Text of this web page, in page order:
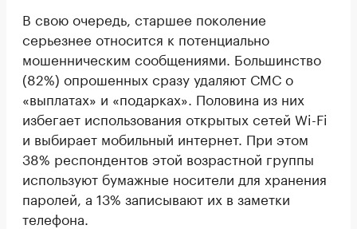
В свою очередь, старшее поколение
серьезнее относится к потенциально
мошенническим сообщениями. Большинство
(82%) опрошенных сразу удаляют СМС о
«выплатах» и «подарках». Половина из них
избегает использования открытых сетей Wi-Fi
и выбирает мобильный интернет. При этом
38% респондентов этой возрастной группы
используют бумажные носители для хранения
паролей, а 13% записывают их в заметки
телефона.